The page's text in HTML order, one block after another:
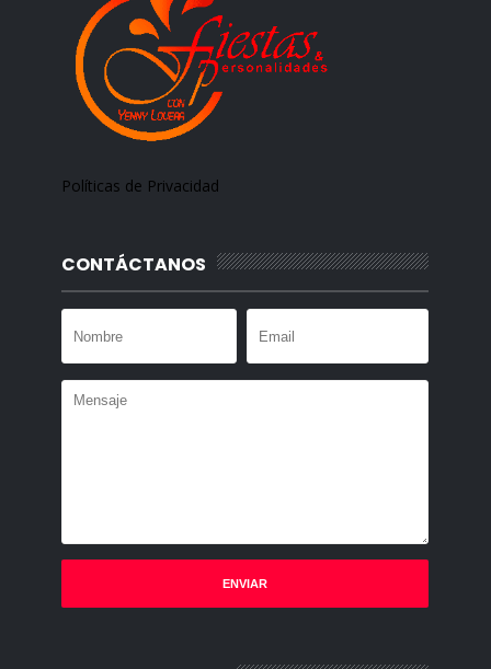
Políticas de Privacidad
CONTÁCTANOS